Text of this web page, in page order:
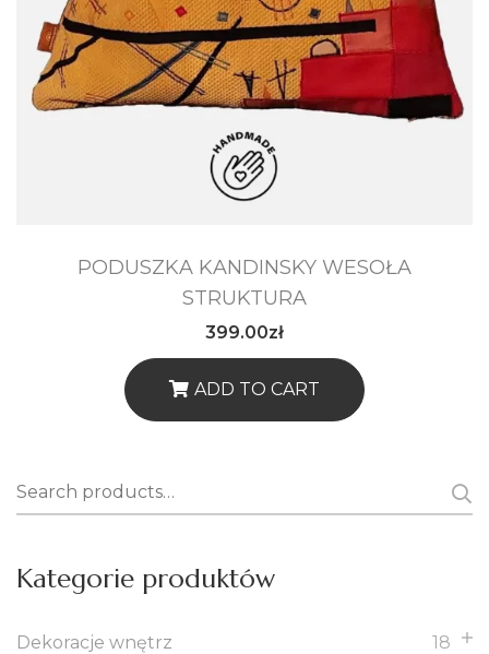
PODUSZKA KANDINSKY WESOŁA
STRUKTURA
399.00zł
ADD TO CART
Search
for:
Kategorie produktów
Dekoracje wnętrz 18